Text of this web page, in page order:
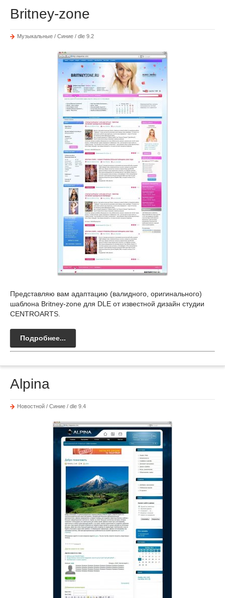
Britney-zone
Музыкальные / Синие / dle 9.2
Представляю вам адаптацию (валидного, оригинального)
шаблона Britney-zone для DLE от известной дизайн студии
CENTROARTS.
Подробнее...
Alpina
Новостной / Синие / dle 9.4